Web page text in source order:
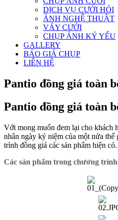
DỊCH VỤ CƯỚI HỎI
ẢNH NGHỆ THUẬT
VÁY CƯỚI
CHỤP ẢNH KỶ YẾU
GALLERY
BÁO GIÁ CHỤP
LIÊN HỆ
Pantio đồng giá toàn
Pantio đồng giá toàn
Với mong muốn đem lại cho khách
nhân ngày kỷ niệm của một nửa
trình đồng giá các sản phẩm hiện có.
Các sản phẩm trong chương